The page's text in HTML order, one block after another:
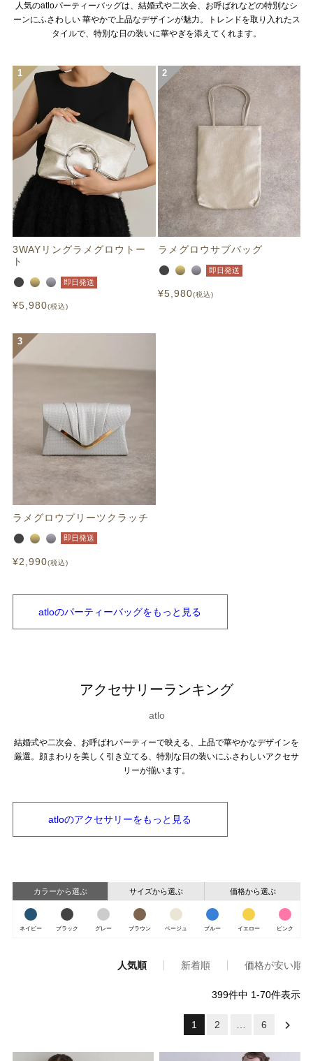
人気のatloパーティーバッグは、結婚式や二次会、お呼ばれなどの特別なシ
ーンにふさわしい 華やかで上品なデザインが魅力。トレンドを取り入れたス
タイルで、特別な日の装いに華やぎを添えてくれます。
3WAYリングラメグロウトー
ト
即日発送
¥5,980 税込
ラメグロウサブバッグ
即日発送
¥5,980 税込
ラメグロウプリーツクラッチ
即日発送
¥2,990 税込
atloのパーティーバッグをもっと見る
アクセサリーランキング
atlo
結婚式や二次会、お呼ばれパーティーで映える、上品で華やかなデザインを
厳選。顔まわりを美しく引き立てる、特別な日の装いにふさわしいアクセサ
リーが揃います。
atloのアクセサリーをもっと見る
カラーから選ぶ サイズから選ぶ 価格から選ぶ
ネイビー ブラック グレー ブラウン ベージュ ブルー イエロー ピンク
人気順 新着順 価格が安い順
399件中 1-70件表示
1 2 6